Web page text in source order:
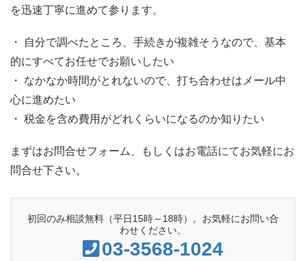
を迅速丁寧に進めて参ります。
・ 自分で調べたところ、手続きが複雑そうなので、基本
的にすべてお任せでお願いしたい
・ なかなか時間がとれないので、打ち合わせはメール中
心に進めたい
・ 税金を含め費用がどれくらいになるのか知りたい
まずはお問合せフォーム、もしくはお電話にてお気軽にお
問合せ下さい。
初回のみ相談無料（平日15時～18時）。お気軽にお問い合
わせください。
03-3568-1024